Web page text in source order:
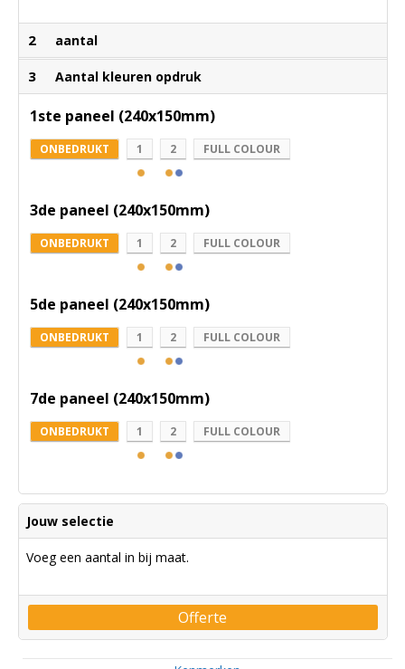
2 aantal
3 Aantal kleuren opdruk
1ste paneel (240x150mm)
ONBEDRUKT 1 2 FULL COLOUR
3de paneel (240x150mm)
ONBEDRUKT 1 2 FULL COLOUR
5de paneel (240x150mm)
ONBEDRUKT 1 2 FULL COLOUR
7de paneel (240x150mm)
ONBEDRUKT 1 2 FULL COLOUR
Jouw selectie
Voeg een aantal in bij maat.
Offerte